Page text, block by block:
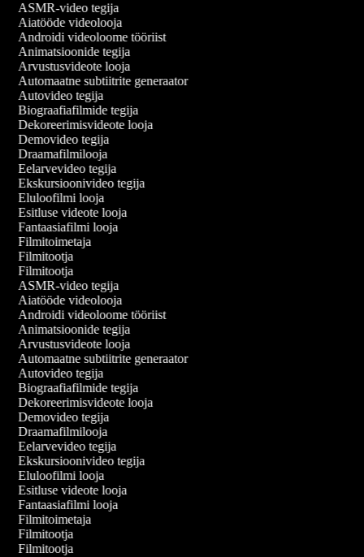
ASMR-video tegija
Aiatööde videolooja
Androidi videoloome tööriist
Animatsioonide tegija
Arvustusvideote looja
Automaatne subtiitrite generaator
Autovideo tegija
Biograafiafilmide tegija
Dekoreerimisvideote looja
Demovideo tegija
Draamafilmilooja
Eelarvevideo tegija
Ekskursioonivideo tegija
Eluloofilmi looja
Esitluse videote looja
Fantaasiafilmi looja
Filmitoimetaja
Filmitootja
Filmitootja
ASMR-video tegija
Aiatööde videolooja
Androidi videoloome tööriist
Animatsioonide tegija
Arvustusvideote looja
Automaatne subtiitrite generaator
Autovideo tegija
Biograafiafilmide tegija
Dekoreerimisvideote looja
Demovideo tegija
Draamafilmilooja
Eelarvevideo tegija
Ekskursioonivideo tegija
Eluloofilmi looja
Esitluse videote looja
Fantaasiafilmi looja
Filmitoimetaja
Filmitootja
Filmitootja